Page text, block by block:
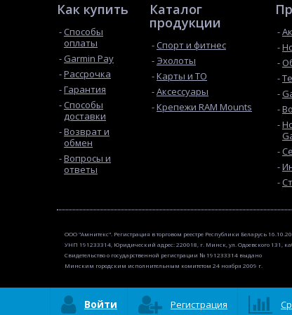
Как купить
Способы
оплаты
Garmin Pay
Рассрочка
Гарантия
Способы
доставки
Возврат и
обмен
Вопросы и
ответы
Каталог
продукции
Спорт и фитнес
Эхолоты
Карты и ТО
Аксессуары
Крепежи RAM Mounts
ООО "Амнитекс". Регистрация в торговом реестре Республики Беларусь
УНП 191233314, Юридический адрес: 220018, г. Минск, ул. Одоевского 131,
Свидетельство о государственной регистрации № 191233314 выдано
Минским городским исполнительным комитетом 24 ноября 2009 г.
Войти Регистрация